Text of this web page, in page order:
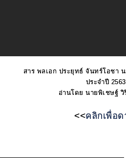
สาร พลเอก ประยุทธ์ จันทร์โอชา
ประจำปี
อ่านโดย นายพิเชษฐ์
<<คลิกเพื่อ